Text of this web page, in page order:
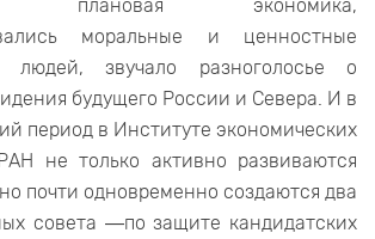
плановая экономика,
моральные и ценностные
людей, звучало разноголосье о
будущего России и Севера. И в
период в Институте экономических
не только активно развиваются
почти одновременно создаются два
совета ―по защите кандидатских